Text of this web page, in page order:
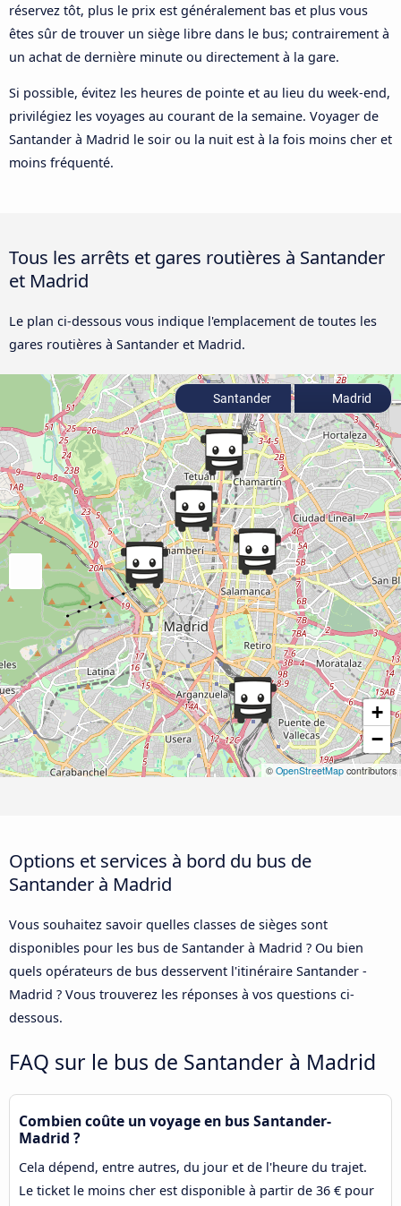
réservez tôt, plus le prix est généralement bas et plus vous
êtes sûr de trouver un siège libre dans le bus; contrairement à
un achat de dernière minute ou directement à la gare.
Si possible, évitez les heures de pointe et au lieu du week-end,
privilégiez les voyages au courant de la semaine. Voyager de
Santander à Madrid le soir ou la nuit est à la fois moins cher et
moins fréquenté.
Tous les arrêts et gares routières à Santander
et Madrid
Le plan ci-dessous vous indique l'emplacement de toutes les
gares routières à Santander et Madrid.
+
−
© OpenStreetMap contributors
Santander Madrid
Options et services à bord du bus de
Santander à Madrid
Vous souhaitez savoir quelles classes de sièges sont
disponibles pour les bus de Santander à Madrid ? Ou bien
quels opérateurs de bus desservent l'itinéraire Santander -
Madrid ? Vous trouverez les réponses à vos questions ci-
dessous.
FAQ sur le bus de Santander à Madrid
Combien coûte un voyage en bus Santander-
Madrid ?
Cela dépend, entre autres, du jour et de l'heure du trajet.
Le ticket le moins cher est disponible à partir de 36 € pour